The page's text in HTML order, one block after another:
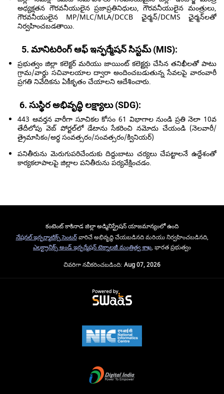
అధ్యక్షతన గౌరవనీయులైన ప్రజాప్రతినిధులు, గౌరవనీయులైన మంత్రులు,
గౌరవనీయులైన MP/MLC/MLA/DCCB ఛైర్మన్/DCMS ఛైర్మన్‌లతో
నిర్వహించబడతాయి.
5. మానిటరింగ్ ఆఫ్ ఇన్ఫర్మేషన్ సిస్టమ్ (MIS):
ప్రభుత్వం జిల్లా కలెక్టర్ మరియు జాయింట్ కలెక్టర్లు చేసిన తనిఖీలతో పాటు
గ్రామ/వార్డు సచివాలయాల ద్వారా అందించబడుతున్న సేవలపై వారంవారీ
ప్రగతి నివేదికను ఏకీకృతం చేయాలని ఆదేశించారు.
6. సుస్థిర అభివృద్ధి లక్ష్యాలు (SDG):
443 ఆవర్తన వారీగా సూచికల కోసం 61 విభాగాల నుండి ప్రతి నెలా 10వ
తేదీలోపు వెబ్ పోర్టల్‌లో డేటాను సేకరించి నమోదు చేయండి (నెలవారీ/
త్రైమాసికం/అర్ధ సంవత్సరం/సంవత్సరం/క్వినియర్)
పనితీరును మెరుగుపరిచేందుకు దిద్దుబాటు చర్యలు చేపట్టాలనే ఉద్దేశంతో
కార్యకలాపాలపై జిల్లాల పనితీరును పర్యవేక్షించడం.
కంటెంట్ కాకినాడ జిల్లా అడ్మినిస్ట్రేషన్ యాజమాన్యంలో ఉంది
నేషనల్ ఇన్ఫర్మాటిక్స్ సెంటర్వారిచే అభివృద్ధి చేయబడినది మరియు నిర్వహించబడినది,
ఎలక్ట్రానిక్స్ అండ్ ఇన్ఫర్మేషన్ టెక్నాలజీ మంత్రిత్వ శాఖ, భారత ప్రభుత్వం
చివరిగా నవీకరించబడింది: Aug 07, 2026